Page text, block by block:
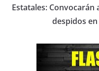
Estatales:
despidos